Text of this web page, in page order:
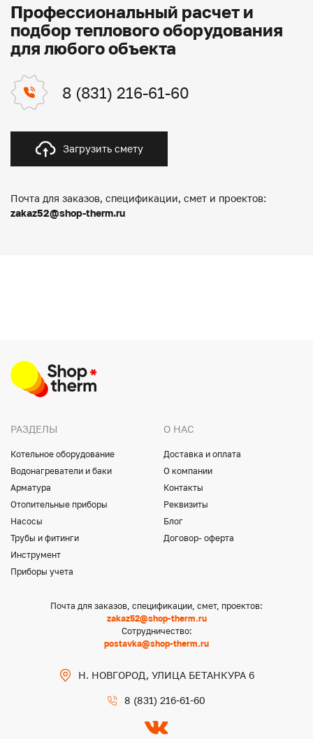
Профессиональный расчет и
подбор теплового оборудования
для любого объекта
8 (831) 216-61-60
Загрузить смету
Почта для заказов, спецификации, смет и проектов:
zakaz52@shop-therm.ru
РАЗДЕЛЫ
Котельное оборудование
Водонагреватели и баки
Арматура
Отопительные приборы
Насосы
Трубы и фитинги
Инструмент
Приборы учета
О НАС
Доставка и оплата
О компании
Контакты
Реквизиты
Блог
Договор- оферта
Почта для заказов, спецификации, смет, проектов:
zakaz52@shop-therm.ru
Сотрудничество:
postavka@shop-therm.ru
Н. НОВГОРОД, УЛИЦА БЕТАНКУРА 6
8 (831) 216-61-60